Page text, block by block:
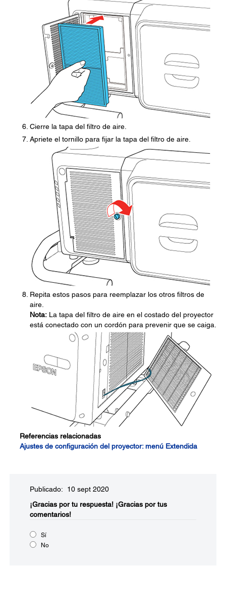
Cierre la tapa del filtro de aire.
Apriete el tornillo para fijar la tapa del filtro de aire.
Repita estos pasos para reemplazar los otros filtros de
aire.
Nota: La tapa del filtro de aire en el costado del proyector
está conectado con un cordón para prevenir que se caiga.
Referencias relacionadas
Ajustes de configuración del proyector: menú Extendida
Publicado: 10 sept 2020
¡Gracias por tu respuesta! ¡Gracias por tus
comentarios!
Sí
No